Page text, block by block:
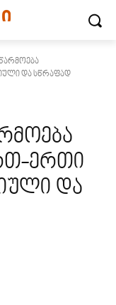
და სწრაფად
ერთი
და